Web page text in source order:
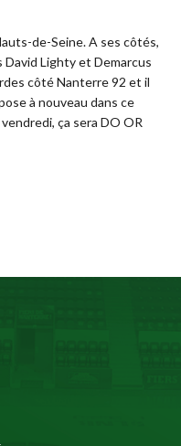
de-Seine. A ses côtés,
David Lighty et Demarcus
côté Nanterre 92 et il
à nouveau dans ce
ça sera DO OR